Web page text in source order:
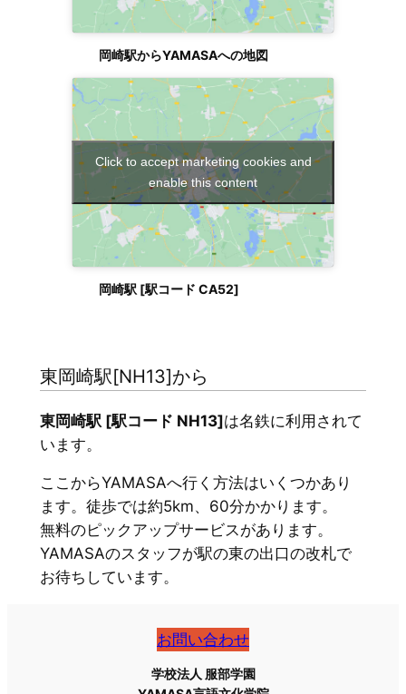
岡崎駅からYAMASAへの地図
Click to accept marketing cookies and
enable this content
岡崎駅 [駅コード CA52]
東岡崎駅[NH13]から
東岡崎駅 [駅コード NH13]は名鉄に利用されて
います。
ここからYAMASAへ行く方法はいくつかあり
ます。徒歩では約5km、60分かかります。
無料のピックアップサービスがあります。
YAMASAのスタッフが駅の東の出口の改札で
お待ちしています。
お問い合わせ
学校法人 服部学園